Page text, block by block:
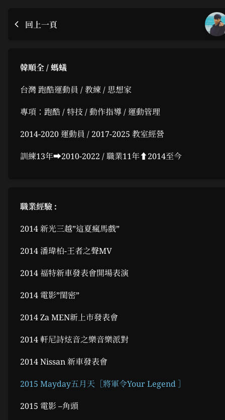
回上一頁
韓順全 / 螞蟻
台灣 跑酷運動員 / 教練 / 思想家
專項：跑酷 / 特技 / 動作指導 / 運動管理
2014-2020 運動員 / 2017-2025 教室經營
訓練13年➡︎2010-2022 / 職業11年⬆︎2014至今
職業經驗 :
2014 新光三越”這夏瘋馬戲”
2014 潘瑋柏-王者之聲MV
2014 福特新車發表會開場表演
2014 電影”閨密”
2014 Za MEN新上市發表會
2014 軒尼詩炫音之樂音樂派對
2014 Nissan 新車發表會
2015 Mayday五月天 ［將軍令Your Legend］
2015 電影 –角頭